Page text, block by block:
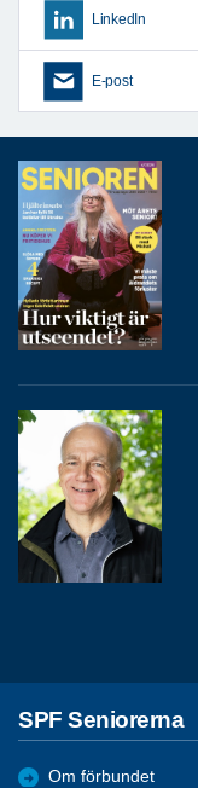
LinkedIn
E-post
SPF Seniorerna
Om förbundet